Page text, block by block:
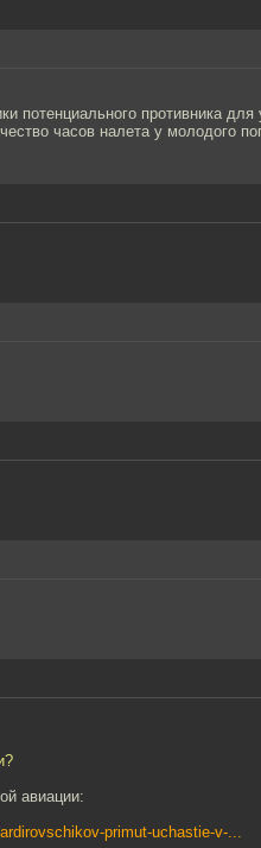
потенциального противника для
часов налета у молодого
авиации:
primut-uchastie-v-...